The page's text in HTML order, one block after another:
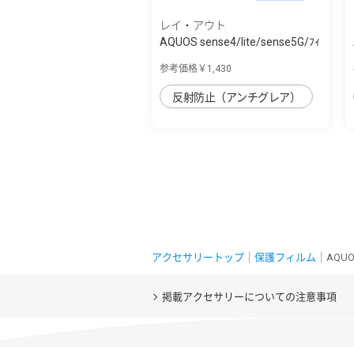
レイ・アウト
AQUOS sense4/lite/sense5G/ﾌｨ
参考価格￥1,430
反射防止（アンチグレア）
アクセサリートップ 保護フィルム ｜
掲載アクセサリーについての注意事項